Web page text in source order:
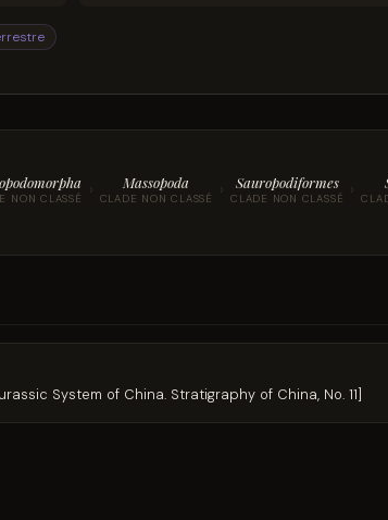
NON CLASSÉ › Massopoda
CLADE NON CLASSÉ › Sauropodiformes
CLADE NON CLASSÉ ›
System of China. Stratigraphy of China, No. 11]